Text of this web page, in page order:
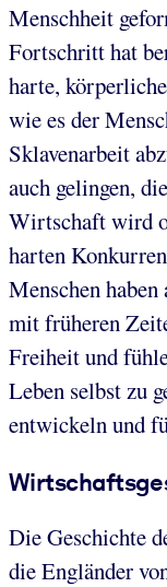
Menschheit
Fortschritt hat
harte,
wie es der
Sklavenarbeit
auch gelingen,
Wirtschaft wird
harten
Menschen
mit früheren
Freiheit und
Leben selbst zu
entwickeln und
Die Geschichte
die Engländer